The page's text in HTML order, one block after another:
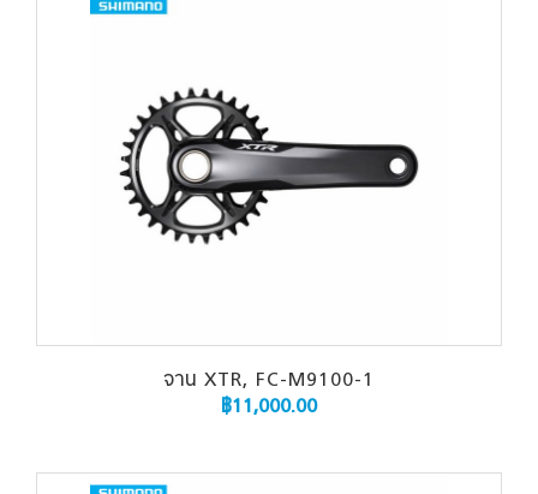
จาน XTR, FC-M9100-1
฿11,000.00